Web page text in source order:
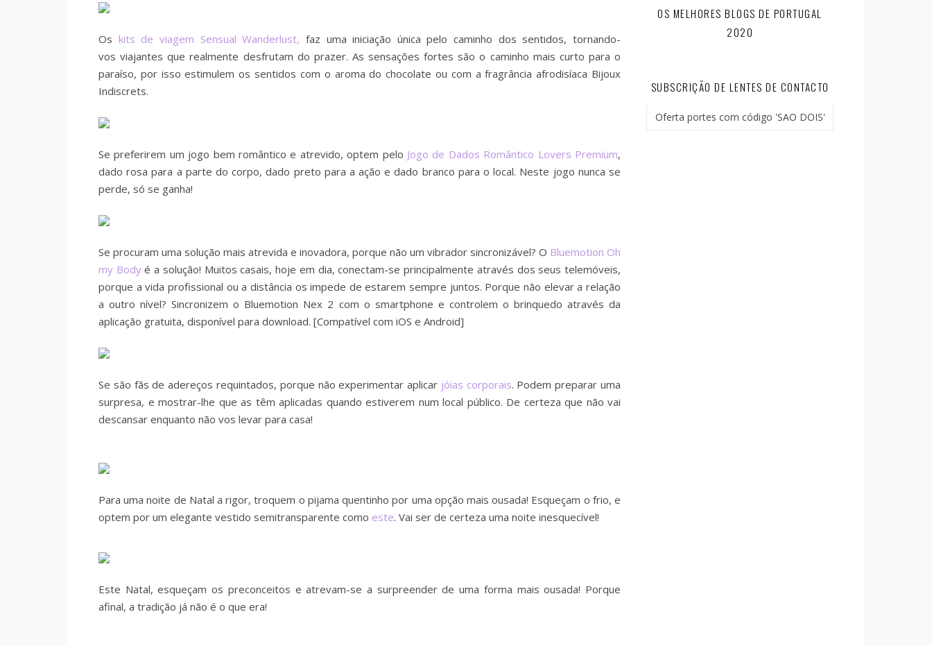
Os kits de viagem Sensual Wanderlust, faz uma iniciação única pelo caminho dos sentidos, tornando-
vosviajantes que realmente desfrutam do prazer. As sensaçõesfortes são o caminho mais curto para o
paraíso, por issoestimulem os sentidos com o aroma do chocolate ou com afragrância afrodisíaca Bijoux
Indiscrets.
Se preferirem um jogo bem romântico e atrevido, optem pelo Jogo de Dados Romântico Lovers Premium,
dado rosa para a parte do corpo, dado preto para a ação e dado branco para o local. Neste jogo nunca se
perde, só se ganha!
Se procuram uma solução mais atrevida e inovadora, porque não um vibrador sincronizável? O Bluemotion Oh
my Bodyé a solução! Muitos casais, hoje em dia, conectam-se principalmente através dos seus telemóveis,
porque a vida profissional ou a distância os impede de estarem sempre juntos. Porquenão elevar a relação
a outro nível? Sincronizem o Bluemotion Nex 2 com o smartphone e controlem o brinquedo através da
aplicação gratuita, disponível para download. [Compatível com iOS e Android]
Se são fãs de adereços requintados, porque não experimentar aplicar jóias corporais. Podem preparar uma
surpresa, e mostrar-lhe que as têm aplicadas quando estiverem num local público. De certeza que não vai
descansar enquanto não vos levar para casa!
Para uma noite de Natal a rigor, troquem o pijama quentinho por uma opção mais ousada! Esqueçam o frio, e
optem por um elegante vestido semitransparente como este. Vai ser de certeza uma noite inesquecível!
Este Natal, esqueçam os preconceitos e atrevam-se a surpreender de uma forma mais ousada! Porque
afinal, a tradição já não é o que era!
OS MELHORES BLOGS DE PORTUGAL
2020
SUBSCRIÇÃO DE LENTES DE CONTACTO
Oferta portes com código 'SAO DOIS'